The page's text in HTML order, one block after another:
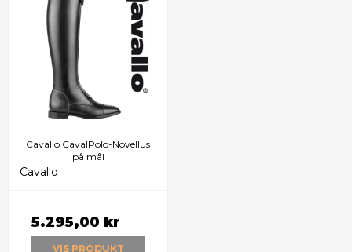
Cavallo CavalPolo-Novellus
på mål
Cavallo
5.295,00 kr
VIS PRODUKT